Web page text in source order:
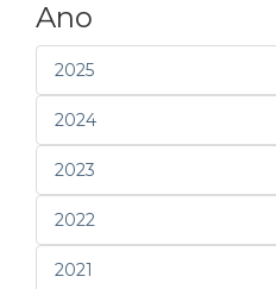
Ano
2025
2024
2023
2022
2021